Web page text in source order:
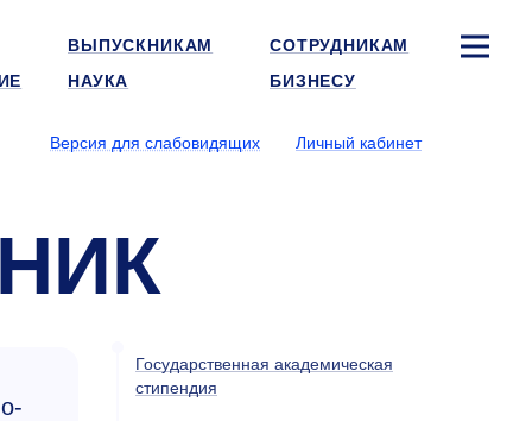
ВЫПУСКНИКАМ
СОТРУДНИКАМ
НАУКА БИЗНЕСУ
Версия для слабовидящих Личный кабинет
Государственная академическая
стипендия